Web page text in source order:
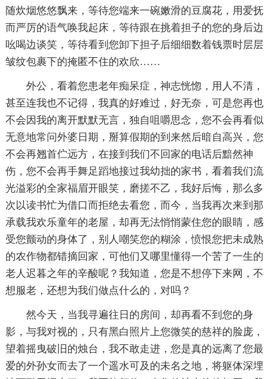
随炊烟悠悠飘来，等待您端来一碗嫩滑的豆腐花，用爱抚
而严厉的语气唤我起床，等待跟在挑着担子的您的身后边
吆喝边谈笑，等待看到您卸下担子后细细数着钱票时层层
皱纹包裹下的掩匿不住的欢欣……
外公，看着您患老年痴呆症，神志恍惚，用人不清，
甚至连我也不记得，我真的好难过，好无奈，可是您再也
不会因我的离开默默无言，独自咀嚼思念，您不会再看似
无意地常问外婆日期，掰算假期的到来然后暗自高兴，您
不会再翘首伫远方，在接到我们不回家的电话后黯然神
伤，您不会再手舞足蹈地接过我幼拙的家书，看着我们流
光溢彩的全家福眉开眼笑，磨搓不乙，我好后悔，那么多
次以读书忙为借口而拒绝去看您，而今，当我再次来到那
承载我欢乐童年的老屋，却再无法悄悄蒙住您的眼睛，感
受您颤动的身体了，别人嘲笑您的糊涂，愤恨您把未成熟
的农作物都错摘回家，可他们又哪里懂得一个苦了一生的
老人迟暮之年的辛酸呢？我知道，您是不想停下来网，不
想服老，还想为我们做点什么的，对吗？
然今天，当我寻遍往日的房间，却再看不到您的身
影，与我对视的，只有黑白照片上您微笑的慈祥的脸庞，
望着摇曳破旧的烛台，我不敢走进，您是真的远离了您最
爱的外孙女而去了一个遥水可及的未名之地，将躯体深埋